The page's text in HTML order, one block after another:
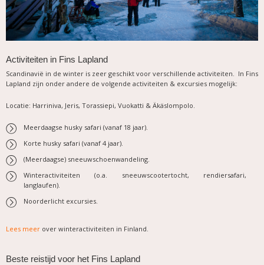
Activiteiten in Fins Lapland
Scandinavië in de winter is zeer geschikt voor verschillende activiteiten. In Fins
Lapland zijn onder andere de volgende activiteiten & excursies mogelijk:
Locatie: Harriniva, Jeris, Torassiepi, Vuokatti & Äkäslompolo.
Meerdaagse husky safari (vanaf 18 jaar).
Korte husky safari (vanaf 4 jaar).
(Meerdaagse) sneeuwschoenwandeling.
Winteractiviteiten (o.a. sneeuwscootertocht, rendiersafari,
langlaufen).
Noorderlicht excursies.
Lees meer over winteractiviteiten in Finland.
Beste reistijd voor het Fins Lapland